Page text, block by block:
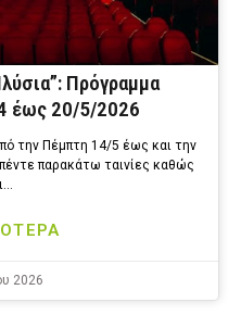
Πρόγραμμα
έως 20/5/2026
την Πέμπτη 14/5 έως και την
παρακάτω ταινίες καθώς
2026